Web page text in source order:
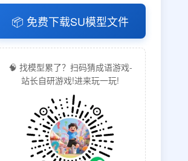
📦 免费下载SU模型文件
🧠 找模型累了？扫码猜成语游戏-
站长自研游戏!进来玩一玩!